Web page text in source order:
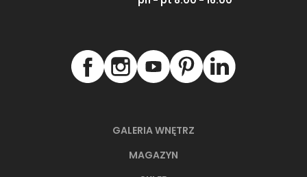
GALERIA WNĘTRZ
MAGAZYN